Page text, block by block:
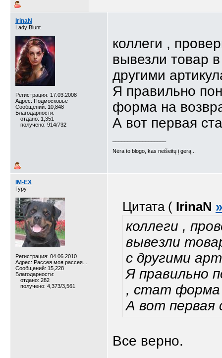
IrinaN
Lady Blunt
Регистрация: 17.03.2008
Адрес: Подмосковье
Сообщений: 10,848
Благодарности:
отдано: 1,351
получено: 914/732
коллеги ,
вывезли товар
другими
Я правильно
форма на
А вот первая
Nėra to blogo, kas neišeitų į gerą...
IM-EX
Гуру
Регистрация: 04.06.2010
Адрес: Рассея моя рассея...
Сообщений: 15,228
Благодарности:
отдано: 282
получено: 4,373/3,561
Цитата ( IrinaN »
коллеги ,
вывезли
с другими
Я правильно
, стат форма
А вот
Все верно.